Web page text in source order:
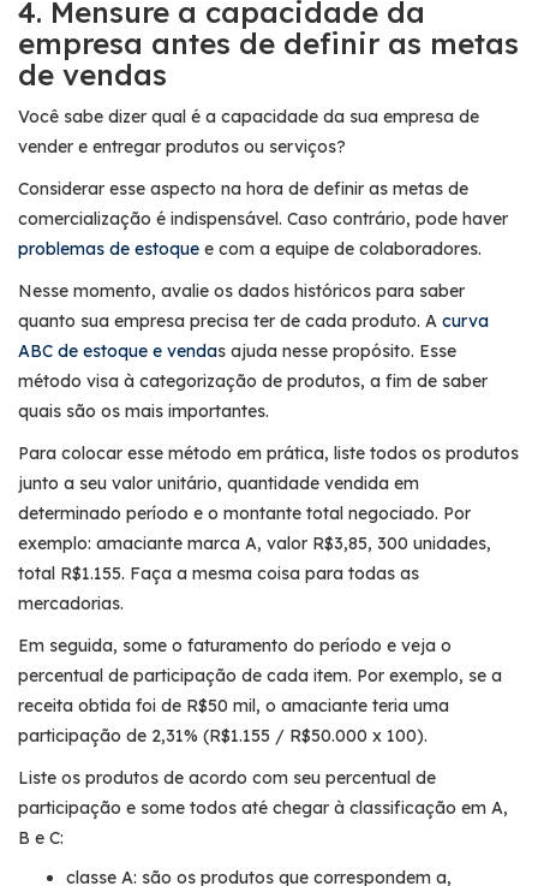
4. Mensure a capacidade da
empresa antes de definir as metas
de vendas
Você sabe dizer qual é a capacidade da sua empresa de
vender e entregar produtos ou serviços?
Considerar esse aspecto na hora de definir as metas de
comercialização é indispensável. Caso contrário, pode haver
problemas de estoque e com a equipe de colaboradores.
Nesse momento, avalie os dados históricos para saber
quanto sua empresa precisa ter de cada produto. A curva
ABC de estoque e vendas ajuda nesse propósito. Esse
método visa à categorização de produtos, a fim de saber
quais são os mais importantes.
Para colocar esse método em prática, liste todos os produtos
junto a seu valor unitário, quantidade vendida em
determinado período e o montante total negociado. Por
exemplo: amaciante marca A, valor R$3,85, 300 unidades,
total R$1.155. Faça a mesma coisa para todas as
mercadorias.
Em seguida, some o faturamento do período e veja o
percentual de participação de cada item. Por exemplo, se a
receita obtida foi de R$50 mil, o amaciante teria uma
participação de 2,31% (R$1.155 / R$50.000 x 100).
Liste os produtos de acordo com seu percentual de
participação e some todos até chegar à classificação em A,
B e C:
classe A: são os produtos que correspondem a,